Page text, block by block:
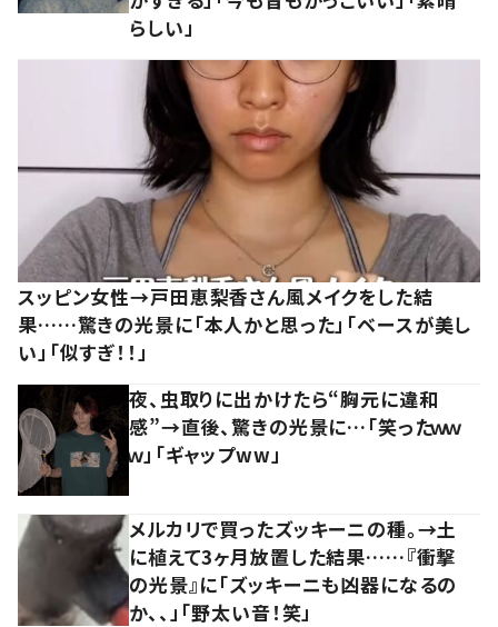
らしい」
スッピン女性→戸田恵梨香さん風メイクをした結
果……驚きの光景に「本人かと思った」「ベースが美し
い」「似すぎ！！」
夜、虫取りに出かけたら“胸元に違和
感”→直後、驚きの光景に…「笑ったｗｗ
ｗ」「ギャップww」
メルカリで買ったズッキーニの種。→土
に植えて3ヶ月放置した結果……『衝撃
の光景』に「ズッキーニも凶器になるの
か、、」「野太い音！笑」